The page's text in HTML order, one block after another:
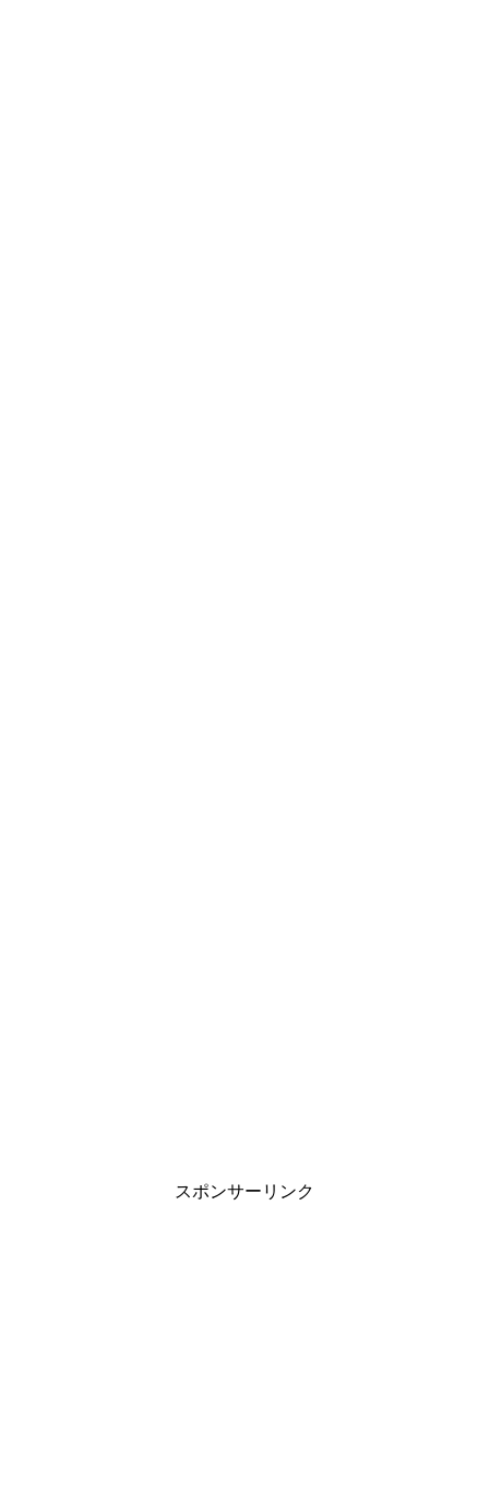
スポンサーリンク